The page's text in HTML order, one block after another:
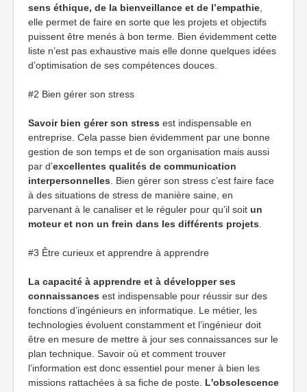
sens éthique, de la bienveillance et de l’empathie
elle permet de faire en sorte que les projets et objectifs
puissent être menés à bon terme. Bien évidemment cette
liste n’est pas exhaustive mais elle donne quelques idées
d’optimisation de ses compétences douces.
#2 Bien gérer son stress
Savoir bien gérer son stress est indispensable en
entreprise. Cela passe bien évidemment par une bonne
gestion de son temps et de son organisation mais aussi
par d’excellentes qualités de communication
interpersonnelles . Bien gérer son stress c’est faire face
à des situations de stress de manière saine, en
parvenant à le canaliser et le réguler pour qu’il soit un
moteur et non un frein dans les différents projets
#3 Être curieux et apprendre à apprendre
La capacité à apprendre et à développer ses
connaissances est indispensable pour réussir sur des
fonctions d’ingénieurs en informatique. Le métier, les
technologies évoluent constamment et l’ingénieur doit
être en mesure de mettre à jour ses connaissances sur le
plan technique. Savoir où et comment trouver
l’information est donc essentiel pour mener à bien les
missions rattachées à sa fiche de poste. L'obsolescence